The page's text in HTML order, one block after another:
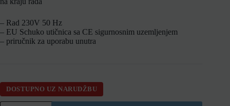
– Rad 230V 50 Hz
– EU Schuko utičnica sa CE sigurnosnim uzemljenjem
– priručnik za uporabu unutra
DOSTUPNO UZ NARUDŽBU